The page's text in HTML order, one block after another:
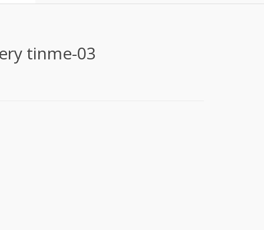
tinme-03